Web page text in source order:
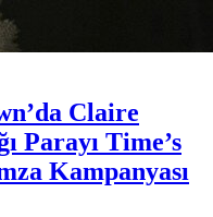
Claire
Parayı Time’s
Kampanyası